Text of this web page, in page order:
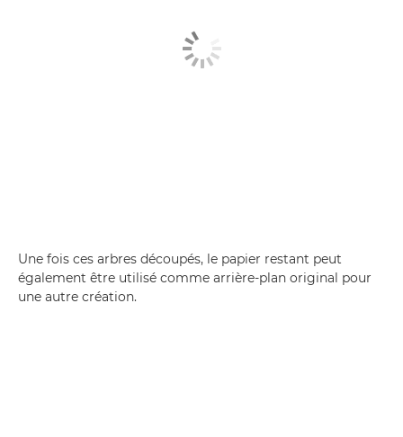
Une fois ces arbres découpés, le papier restant peut
également être utilisé comme arrière-plan original pour
une autre création.